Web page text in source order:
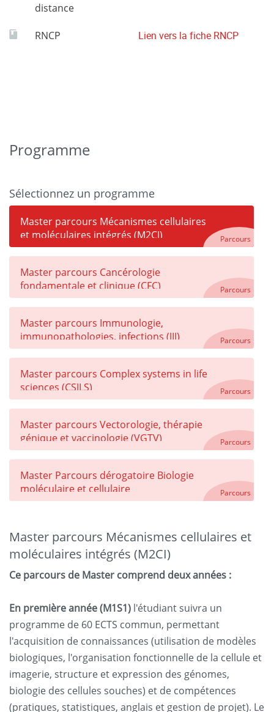
distance
RNCP Lien vers la fiche RNCP
Programme
Sélectionnez un programme
Master parcours Mécanismes cellulaires
et moléculaires intégrés (M2CI)
Parcours
Master parcours Cancérologie
fondamentale et clinique (CFC)
Parcours
Master parcours Immunologie,
immunopathologies, infections (III)
Parcours
Master parcours Complex systems in life
sciences (CSILS)
Parcours
Master parcours Vectorologie, thérapie
génique et vaccinologie (VGTV)
Parcours
Master Parcours dérogatoire Biologie
moléculaire et cellulaire
Parcours
Master parcours Mécanismes cellulaires et
moléculaires intégrés (M2CI)
Ce parcours de Master comprend deux années :
En première année (M1S1) l'étudiant suivra un
programme de 60 ECTS commun, permettant
l'acquisition de connaissances (utilisation de modèles
biologiques, l'organisation fonctionnelle de la cellule et
imagerie, structure et expression des génomes,
biologie des cellules souches) et de compétences
(pratiques, statistiques, anglais et gestion de projet). Le